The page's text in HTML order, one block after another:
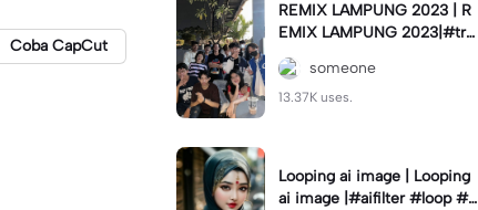
Coba CapCut
REMIX LAMPUNG 2023 | R
EMIX LAMPUNG 2023|#tre
nd#fyp#remixlampung#la
mpungpride#viral⚡️|
someone
13.37K uses.
Looping ai image | Looping
ai image |#aifilter #loop #a